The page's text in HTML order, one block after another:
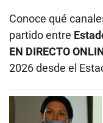
Conoce qué
partido entre
EN DIRECTO
2026 desde el